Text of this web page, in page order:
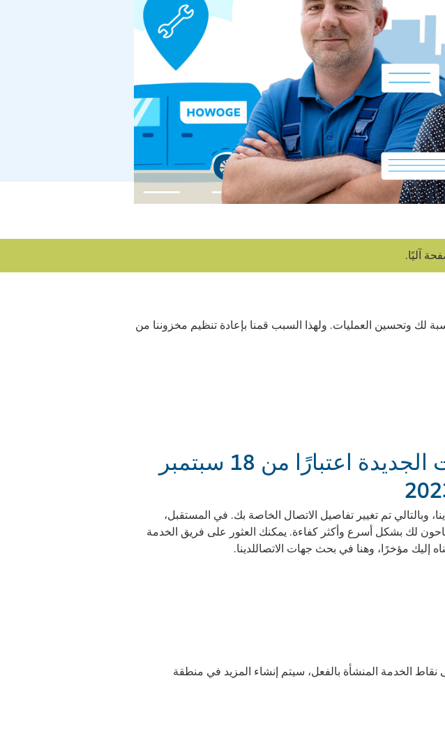
آليًا.
لك وتحسين العمليات. ولهذا السبب قمنا بإعادة تنظيم مخزوننا من
تفاصيل الاتصال والمسؤوليات الجديدة اعتبارًا من 18 سبتمبر
لدينا، وبالتالي تم تغيير تفاصيل الاتصال الخاصة بك. في المستقبل،
لك بشكل أسرع وأكثر كفاءة. يمكنك العثور على فريق الخدمة
مؤخرًا، وهنا في بحث جهات الاتصاللدينا.
الخدمة المنشأة بالفعل، سيتم إنشاء المزيد في منطقة